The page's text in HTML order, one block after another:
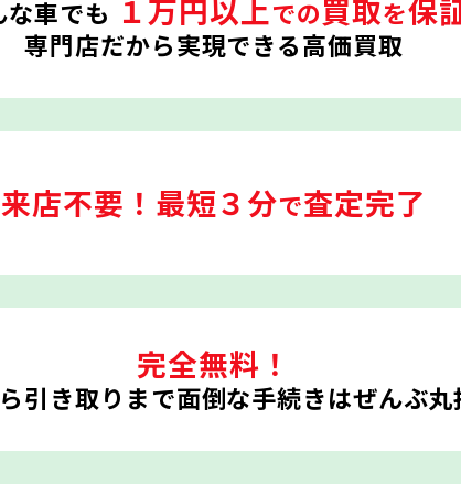
な車でも １万円以上での買取を保
専門店だから実現できる高価買取
来店不要！ 最短３分で査定完了
完全無料！
引き取りまで面倒な手続きはぜんぶ